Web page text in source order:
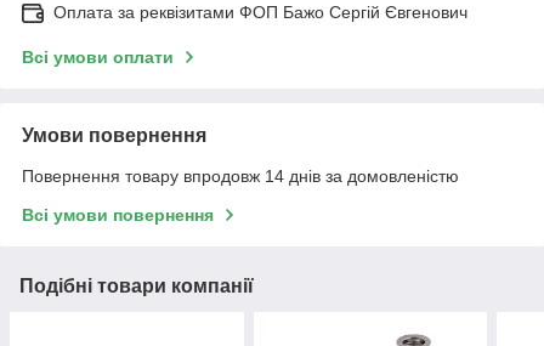
Оплата за реквізитами ФОП Бажо Сергій Євгенович
Всі умови оплати
Умови повернення
Повернення товару впродовж 14 днів за домовленістю
Всі умови повернення
Подібні товари компанії